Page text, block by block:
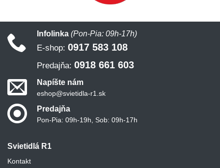
Svietidlá R1
Kontakt
Infolinka (Pon-Pia: 09h-17h)
E-shop: 0917 583 108
Predajňa: 0918 661 603
Napíšte nám
eshop@svietidla-r1.sk
Predajňa
Pon-Pia: 09h-19h, Sob: 09h-17h